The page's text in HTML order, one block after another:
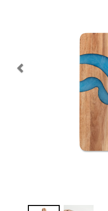
Navidad 🎄 Invierno